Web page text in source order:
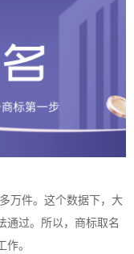
万件。这个数据下，大
通过。所以，商标取名
。